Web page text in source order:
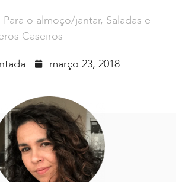
Para o almoço/jantar, Saladas e
Caseiros
março 23, 2018